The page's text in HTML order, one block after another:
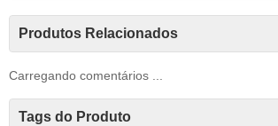
Produtos Relacionados
Carregando comentários ...
Tags do Produto